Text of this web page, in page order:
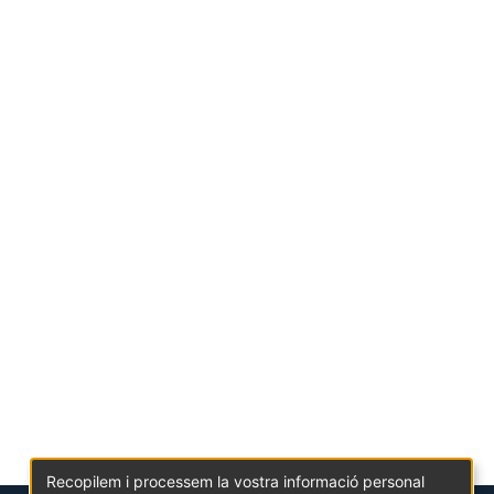
Recopilem i processem la vostra informació personal